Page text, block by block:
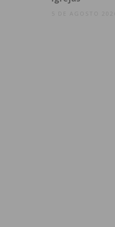
5 DE AGOSTO 2026